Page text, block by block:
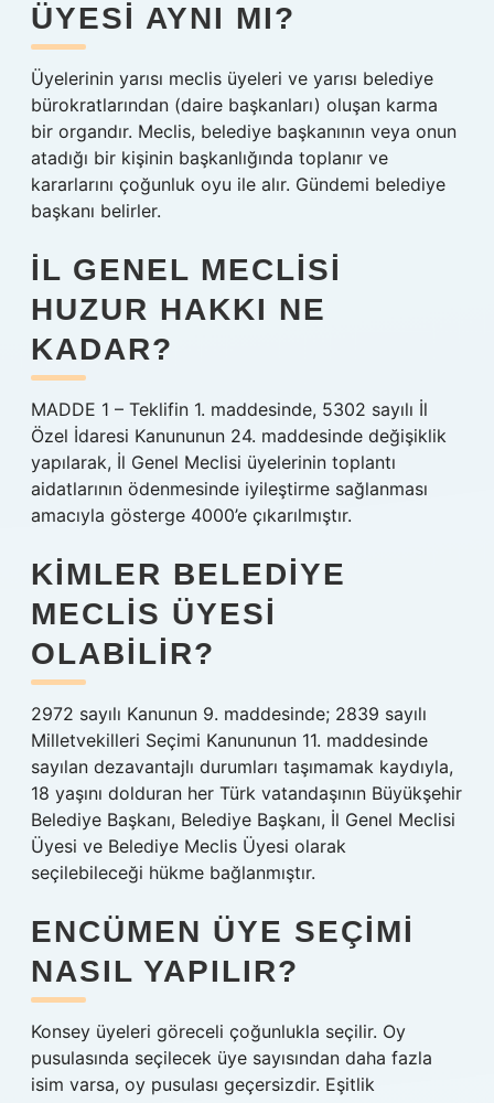
ÜYESI AYNI MI?
Üyelerinin yarısı meclis üyeleri ve yarısı belediye
bürokratlarından (daire başkanları) oluşan karma
bir organdır. Meclis, belediye başkanının veya onun
atadığı bir kişinin başkanlığında toplanır ve
kararlarını çoğunluk oyu ile alır. Gündemi belediye
başkanı belirler.
İL GENEL MECLISI
HUZUR HAKKI NE
KADAR?
MADDE 1 – Teklifin 1. maddesinde, 5302 sayılı İl
Özel İdaresi Kanununun 24. maddesinde değişiklik
yapılarak, İl Genel Meclisi üyelerinin toplantı
aidatlarının ödenmesinde iyileştirme sağlanması
amacıyla gösterge 4000’e çıkarılmıştır.
KIMLER BELEDIYE
MECLIS ÜYESI
OLABILIR?
2972 sayılı Kanunun 9. maddesinde; 2839 sayılı
Milletvekilleri Seçimi Kanununun 11. maddesinde
sayılan dezavantajlı durumları taşımamak kaydıyla,
18 yaşını dolduran her Türk vatandaşının Büyükşehir
Belediye Başkanı, Belediye Başkanı, İl Genel Meclisi
Üyesi ve Belediye Meclis Üyesi olarak
seçilebileceği hükme bağlanmıştır.
ENCÜMEN ÜYE SEÇIMI
NASIL YAPILIR?
Konsey üyeleri göreceli çoğunlukla seçilir. Oy
pusulasında seçilecek üye sayısından daha fazla
isim varsa, oy pusulası geçersizdir. Eşitlik